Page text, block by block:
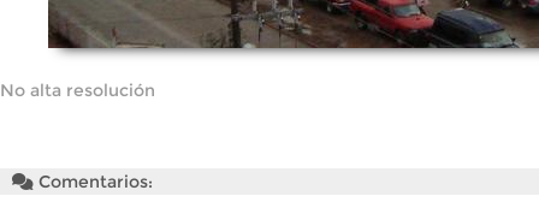
No alta resolución
Comentarios: